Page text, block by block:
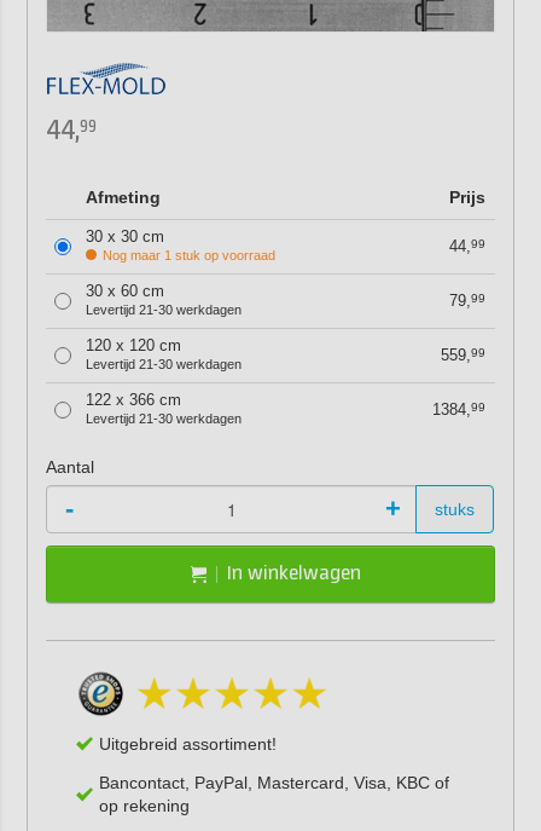
44,99
Afmeting Prijs
30 x 30 cm
Nog maar 1 stuk op voorraad 44,99
30 x 60 cm
Levertijd 21-30 werkdagen 79,99
120 x 120 cm
Levertijd 21-30 werkdagen 559,99
122 x 366 cm
Levertijd 21-30 werkdagen 1384,99
Aantal
- + stuks
In winkelwagen
Uitgebreid assortiment!
Bancontact, PayPal, Mastercard, Visa, KBC of
op rekening